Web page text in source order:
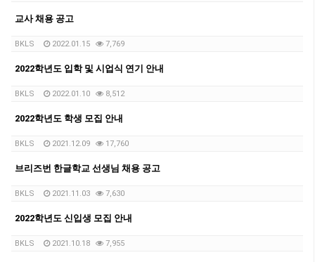
교사 채용 공고
BKLS 2022.01.15 7,769
2022학년도 입학 및 시업식 연기 안내
BKLS 2022.01.10 8,512
2022학년도 학생 모집 안내
BKLS 2021.12.09 17,760
브리즈번 한글학교 선생님 채용 공고
BKLS 2021.11.03 7,630
2022학년도 신입생 모집 안내
BKLS 2021.10.18 7,955